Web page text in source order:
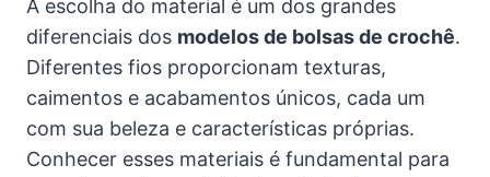
A escolha do material é um dos grandes
diferenciais dos modelos de bolsas de crochê.
Diferentes fios proporcionam texturas,
caimentos e acabamentos únicos, cada um
com sua beleza e características próprias.
Conhecer esses materiais é fundamental para